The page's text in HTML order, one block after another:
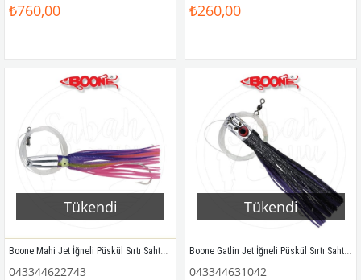
₺760,00 ₺260,00
Tükendi
Boone Mahi Jet İğneli Püskül Sırtı Sahtesi 16.5cm Mor Pembe
043344622743
Tükendi
Boone Gatlin Jet İğneli Püskül Sırtı Sahtesi 18cm Mor / Siyah
043344631042